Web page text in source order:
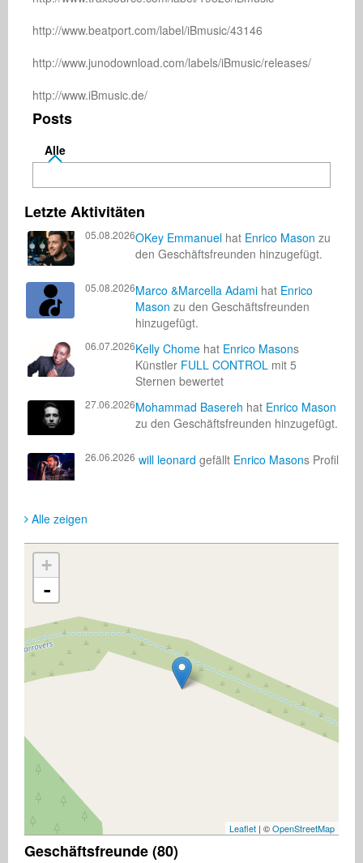
http://www.beatport.com/label/iBmusic/43146
http://www.junodownload.com/labels/iBmusic/releases/
Posts
Alle
Letzte Aktivitäten
05.08.2026OKey Emmanuel hat Enrico Mason zu
den Geschäftsfreunden hinzugefügt.
05.08.2026Marco &Marcella Adami hat Enrico
Mason zu den Geschäftsfreunden
hinzugefügt.
06.07.2026Kelly Chome hat Enrico Masons
Künstler FULL CONTROL mit 5
Sternen bewertet
27.06.2026Mohammad Basereh hat Enrico Mason
zu den Geschäftsfreunden hinzugefügt.
26.06.2026 will leonard gefällt Enrico Masons Profil
Alle zeigen
+
-
Leaflet | ©OpenStreetMap
Geschäftsfreunde (80)